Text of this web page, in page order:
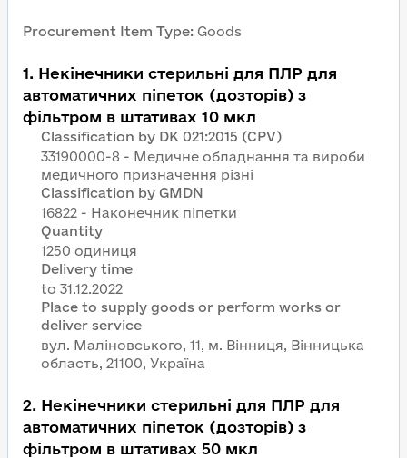
Procurement Item Type: Goods
1. Некінечники стерильні для ПЛР для
автоматичних піпеток (дозторів) з
фільтром в штативах 10 мкл
Classification by DK 021:2015 (CPV)
33190000-8 - Медичне обладнання та вироби
медичного призначення різні
Classification by GMDN
16822 - Наконечник піпетки
Quantity
1250 одиниця
Delivery time
Place to supply goods or perform works or
deliver service
вул. Маліновського, 11, м. Вінниця, Вінницька
область, 21100, Україна
2. Некінечники стерильні для ПЛР для
автоматичних піпеток (дозторів) з
фільтром в штативах 50 мкл